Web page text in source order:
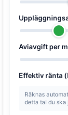
Aviavgift per
Effektiv ränta
Räknas
detta tal du ska